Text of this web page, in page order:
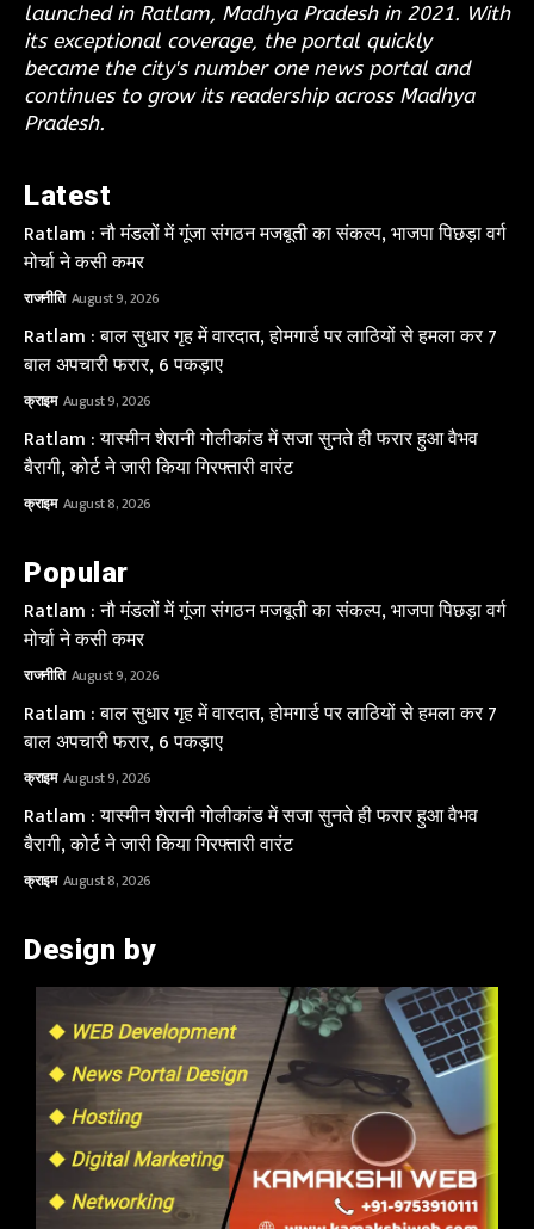
launched in Ratlam, Madhya Pradesh in 2021. With
its exceptional coverage, the portal quickly
became the city's number one news portal and
continues to grow its readership across Madhya
Pradesh.
Latest
Ratlam : नौ मंडलों में गूंजा संगठन मजबूती का संकल्प, भाजपा पिछड़ा वर्ग
मोर्चा ने कसी कमर
राजनीति August 9, 2026
Ratlam : बाल सुधार गृह में वारदात, होमगार्ड पर लाठियों से हमला कर 7
बाल अपचारी फरार, 6 पकड़ाए
क्राइम August 9, 2026
Ratlam : यास्मीन शेरानी गोलीकांड में सजा सुनते ही फरार हुआ वैभव
बैरागी, कोर्ट ने जारी किया गिरफ्तारी वारंट
क्राइम August 8, 2026
Popular
Ratlam : नौ मंडलों में गूंजा संगठन मजबूती का संकल्प, भाजपा पिछड़ा वर्ग
मोर्चा ने कसी कमर
राजनीति August 9, 2026
Ratlam : बाल सुधार गृह में वारदात, होमगार्ड पर लाठियों से हमला कर 7
बाल अपचारी फरार, 6 पकड़ाए
क्राइम August 9, 2026
Ratlam : यास्मीन शेरानी गोलीकांड में सजा सुनते ही फरार हुआ वैभव
बैरागी, कोर्ट ने जारी किया गिरफ्तारी वारंट
क्राइम August 8, 2026
Design by